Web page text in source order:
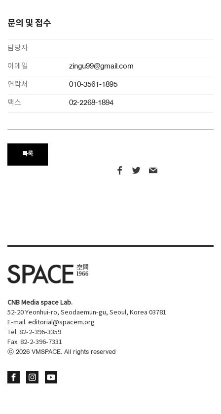
문의 및 접수
담당자
이메일 zingu99@gmail.com
연락처 010-3561-1895
팩스 02-2268-1894
목록
CNB Media space Lab.
52-20 Yeonhui-ro, Seodaemun-gu, Seoul, Korea 03781
E-mail. editorial@spacem.org
Tel. 82-2-396-3359
Fax. 82-2-396-7331
ⓒ 2026 VMSPACE. All rights reserved